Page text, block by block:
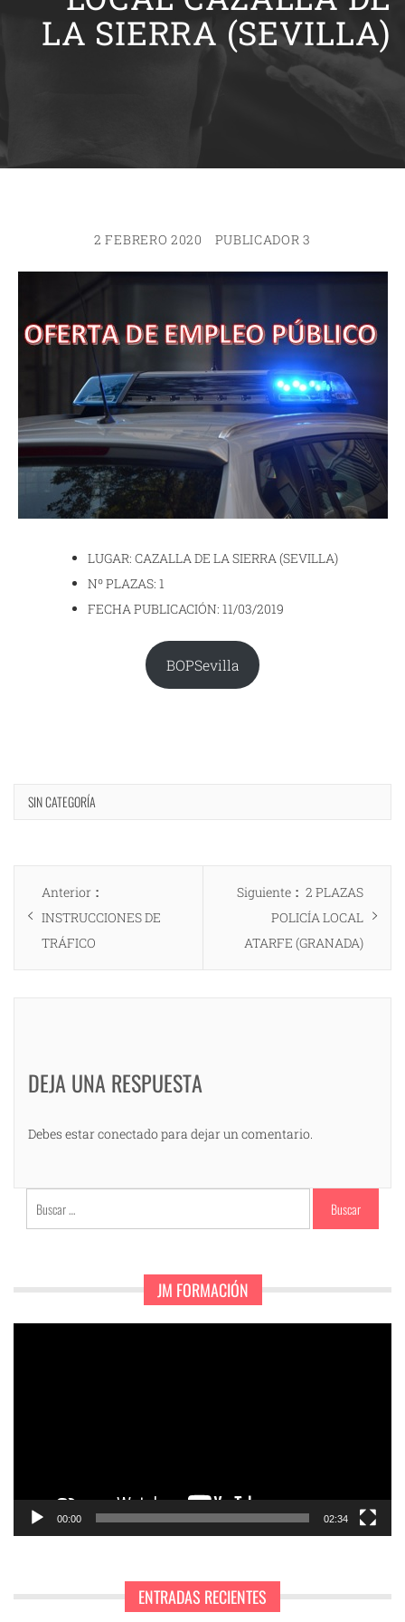
LA SIERRA (SEVILLA)
2 FEBRERO 2020 PUBLICADOR 3
LUGAR: CAZALLA DE LA SIERRA (SEVILLA)
Nº PLAZAS: 1
FECHA PUBLICACIÓN: 11/03/2019
BOPSevilla
SIN CATEGORÍA
Navegación
de
entradas
Anterior
anterior:
INSTRUCCIONES DE
TRÁFICO
Siguiente
Entrada
siguiente:
2 PLAZAS
POLICÍA LOCAL
ATARFE (GRANADA)
DEJA UNA RESPUESTA
Debes estar conectado para dejar un comentario.
Buscar:
JM FORMACIÓN
00:00 02:34
ENTRADAS RECIENTES